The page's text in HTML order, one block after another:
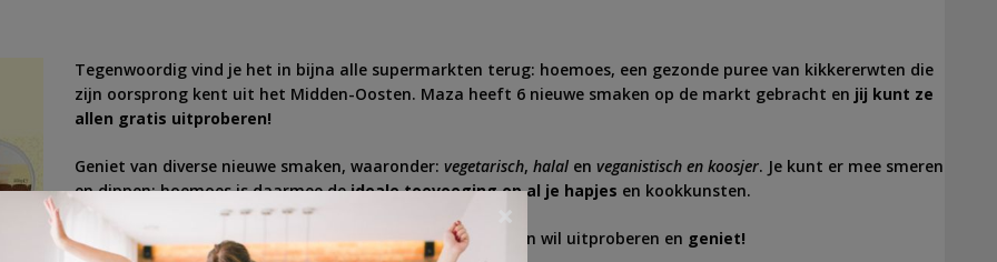
Tegenwoordig vind je het in bijna alle supermarkten terug: hoemoes, een gezonde puree van kikkererwten die
zijn oorsprong kent uit het Midden-Oosten. Maza heeft 6 nieuwe smaken op de markt gebracht en jij kunt ze
allen gratis uitproberen!
Geniet van diverse nieuwe smaken, waaronder: vegetarisch, halal en veganistisch en koosjer. Je kunt er mee smeren
en dippen; hoemoes is daarmee deideale toevoeging op al je hapjes en kookkunsten.
Geef even aan waarom jij graag de Maza hoemoes smaken wil uitproberen en geniet!
×